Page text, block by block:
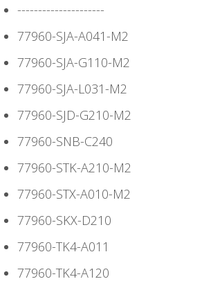
---------------------
77960-SJA-A041-M2
77960-SJA-G110-M2
77960-SJA-L031-M2
77960-SJD-G210-M2
77960-SNB-C240
77960-STK-A210-M2
77960-STX-A010-M2
77960-SKX-D210
77960-TK4-A011
77960-TK4-A120